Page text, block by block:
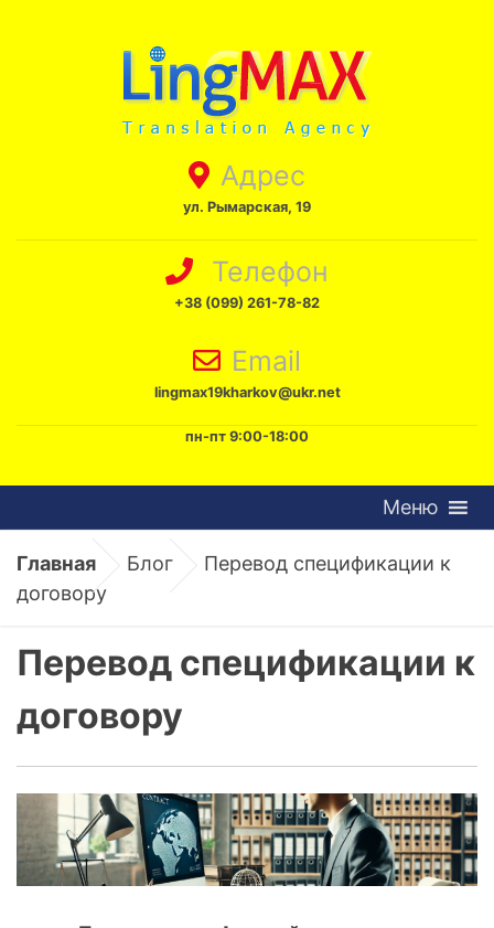
Адрес
ул. Рымарская, 19
Телефон
+38 (099) 261-78-82
Email
lingmax19kharkov@ukr.net
пн-пт 9:00-18:00
Меню
Главная Блог Перевод спецификации к
договору
Перевод спецификации к
договору